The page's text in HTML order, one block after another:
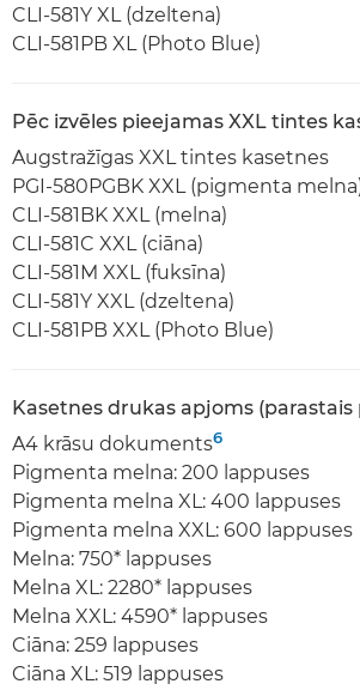
CLI-581Y XL (dzeltena)
CLI-581PB XL (Photo Blue)
Pēc izvēles pieejamas XXL tintes
Augstražīgas XXL tintes kasetnes
PGI-580PGBK XXL (pigmenta
CLI-581BK XXL (melna)
CLI-581C XXL (ciāna)
CLI-581M XXL (fuksīna)
CLI-581Y XXL (dzeltena)
CLI-581PB XXL (Photo Blue)
Kasetnes drukas apjoms (parastais
A4 krāsu dokuments6
Pigmenta melna: 200 lappuses
Pigmenta melna XL: 400 lappuses
Pigmenta melna XXL: 600 lappuses
Melna: 750* lappuses
Melna XL: 2280* lappuses
Melna XXL: 4590* lappuses
Ciāna: 259 lappuses
Ciāna XL: 519 lappuses